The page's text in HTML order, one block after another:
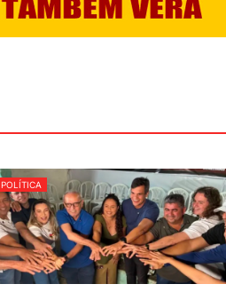
POLÍTICA